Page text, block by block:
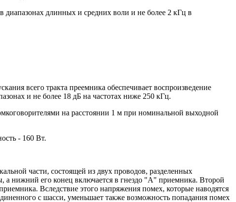
диапазонах длинных и средних воли и не более 2 кГц в
всего тракта преемника обеспечивает воспроизведение
и не более 18 дБ на частотах ниже 250 кГц.
на расстоянии 1 м при номинальной выходной
- 160 Вт.
части, состоящей из двух проводов, разделенных
а нижний его конец включается в гнездо "А" приемника. Второй
Вследствие этого напряжения помех, которые наводятся
с шасси, уменьшает также возможность попадания помех